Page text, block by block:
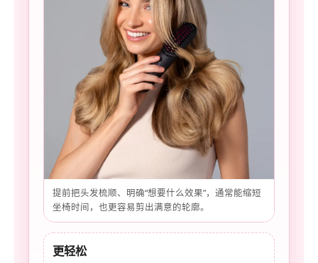
提前把头发梳顺、明确“想要什么效果”，通常能缩短
坐椅时间，也更容易剪出满意的轮廓。
更轻松